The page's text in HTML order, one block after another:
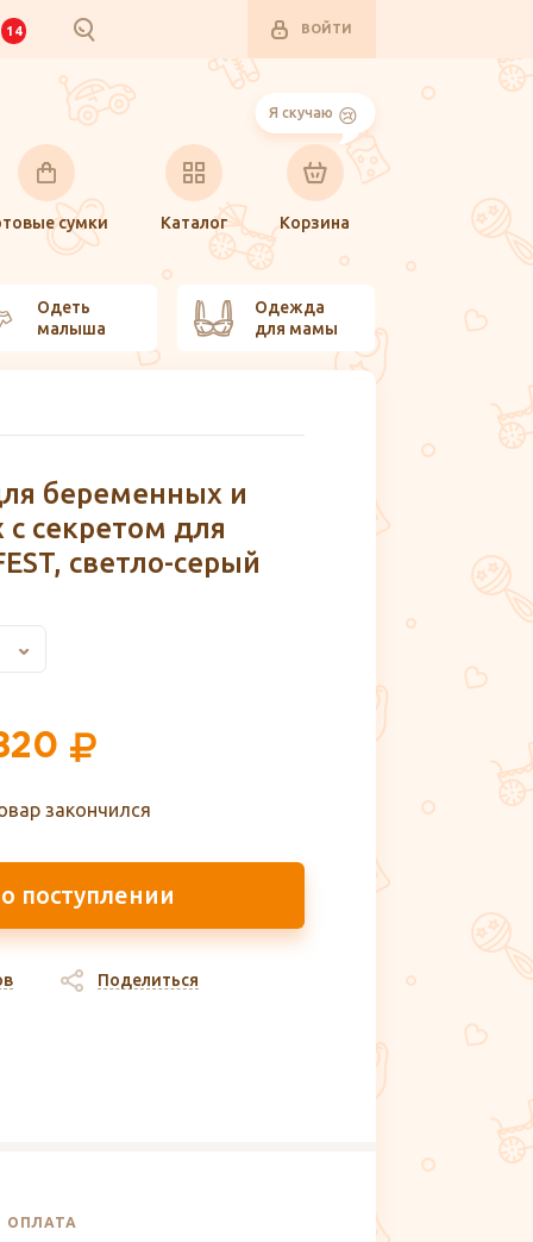
14 ВОЙТИ
сумки
Каталог
Я скучаю
Корзина
Одеть
малыша
Одежда
для мамы
беременных и
секретом для
светло-серый
закончился
поступлении
Поделиться
ОПЛАТА